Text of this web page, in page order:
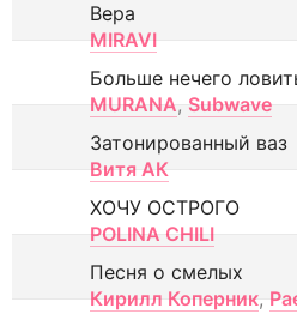
Вера
MIRAVI
Больше нечего
MURANA, Subwave
Затонированный ваз
Витя АК
ХОЧУ ОСТРОГО
POLINA CHILI
Песня о смелых
Кирилл Коперник,